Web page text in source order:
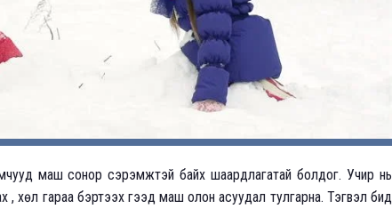
маш сонор сэрэмжтэй байх шаардлагатай болдог. Учир нь
, хөл гараа бэртээх гээд маш олон асуудал тулгарна. Тэгвэл бид